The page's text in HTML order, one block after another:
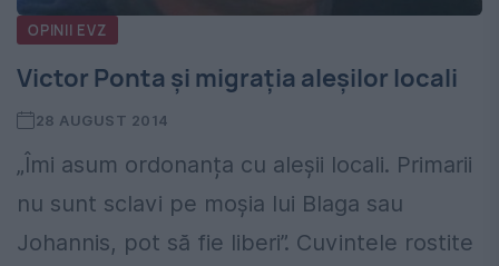
OPINII EVZ
Victor Ponta și migrația aleșilor locali
28 AUGUST 2014
„Îmi asum ordonanța cu aleșii locali. Primarii
nu sunt sclavi pe moșia lui Blaga sau
Johannis, pot să fie liberi”. Cuvintele rostite